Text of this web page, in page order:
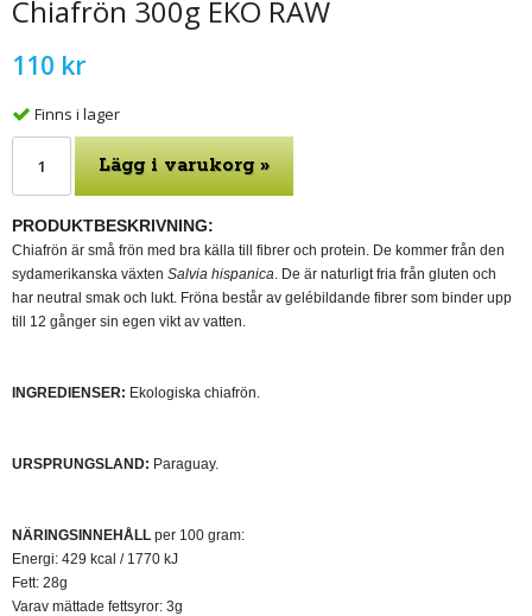
Chiafrön 300g EKO RAW
110 kr
Finns i lager
Lägg i varukorg »
PRODUKTBESKRIVNING:
Chiafrön är små frön med bra källa till fibrer och protein. De kommer från den
sydamerikanska växten Salvia hispanica . De är naturligt fria från gluten och
har neutral smak och lukt. Fröna består av gelébildande fibrer som binder upp
till 12 gånger sin egen vikt av vatten.
INGREDIENSER: Ekologiska chiafrön.
URSPRUNGSLAND: Paraguay.
NÄRINGSINNEHÅLL per 100 gram:
Energi: 429 kcal / 1770 kJ
Fett: 28g
Varav mättade fettsyror: 3g